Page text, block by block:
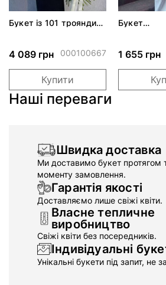
Букет із 101 троянди
4 089 грн 000100667
Купити
Букет
1 655 грн
Наші переваги
Швидка доставка
Ми доставимо букет протягом
моменту замовлення.
Гарантія якості
Доставляємо лише свіжі квіти.
Власне тепличне
виробництво
Свіжі квіти без посередників.
Індивідуальні
Унікальні букети під запит, не